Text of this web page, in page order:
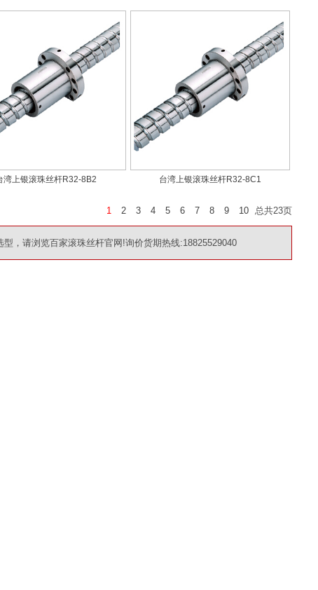
湾上银滚珠丝杆R32-8B2 台湾上银滚珠丝杆R32-8C1
1 2 3 4 5 6 7 8 9 10 总共23页
，请浏览百家滚珠丝杆官网!询价货期热线:18825529040